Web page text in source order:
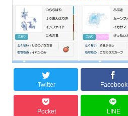
Twitter Facebook
Pocket LINE